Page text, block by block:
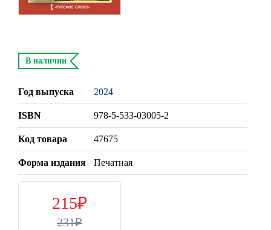
В наличии
Год выпуска 2024
ISBN 978-5-533-03005-2
Код товара 47675
Форма издания Печатная
215
231